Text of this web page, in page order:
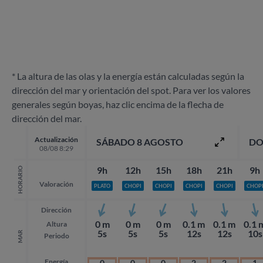
* La altura de las olas y la energía están calculadas según la
dirección del mar y orientación del spot. Para ver los valores
generales según boyas, haz clic encima de la flecha de
dirección del mar.
Actualización
08/08 8:29
HORARIO Valoración
MAR
Dirección
Altura
Periodo
SÁBADO 8 AGOSTO
9h
PLATO
0 m
5s
12h
CHOPI
0 m
5s
15h
CHOPI
0 m
5s
18h
CHOPI
0.1 m
12s
21h
CHOPI
0.1 m
12s
9h
CHOPI
0.1
10s